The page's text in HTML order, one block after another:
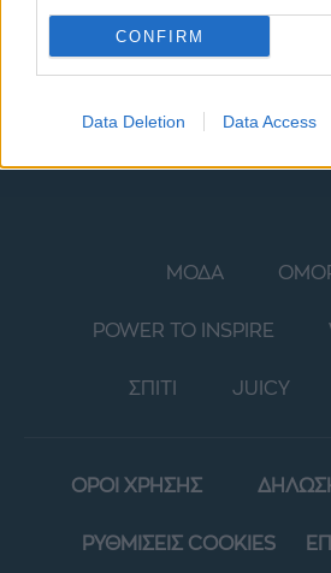
CONFIRM
Data Deletion Data Access
ΜΟΔΑ
POWER TO INSPIRE
ΣΠΙΤΙ JUICY
ΟΡΟΙ ΧΡΗΣΗΣ
ΡΥΘΜΙΣΕΙΣ COOKIES